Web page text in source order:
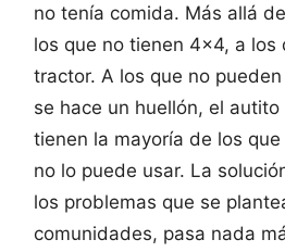
no tenía comida. Más allá
los que no tienen 4×4, a los
tractor. A los que no
se hace un huellón, el
tienen la mayoría de los
no lo puede usar. La
los problemas que se
comunidades, pasa nada